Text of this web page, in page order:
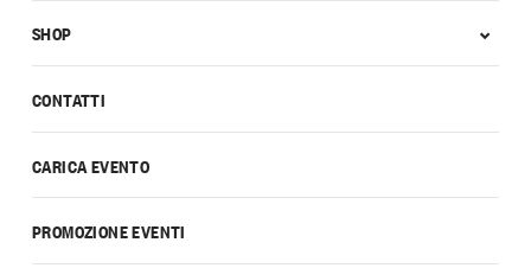
CONTATTI
CARICA EVENTO
PROMOZIONE EVENTI
SHOP